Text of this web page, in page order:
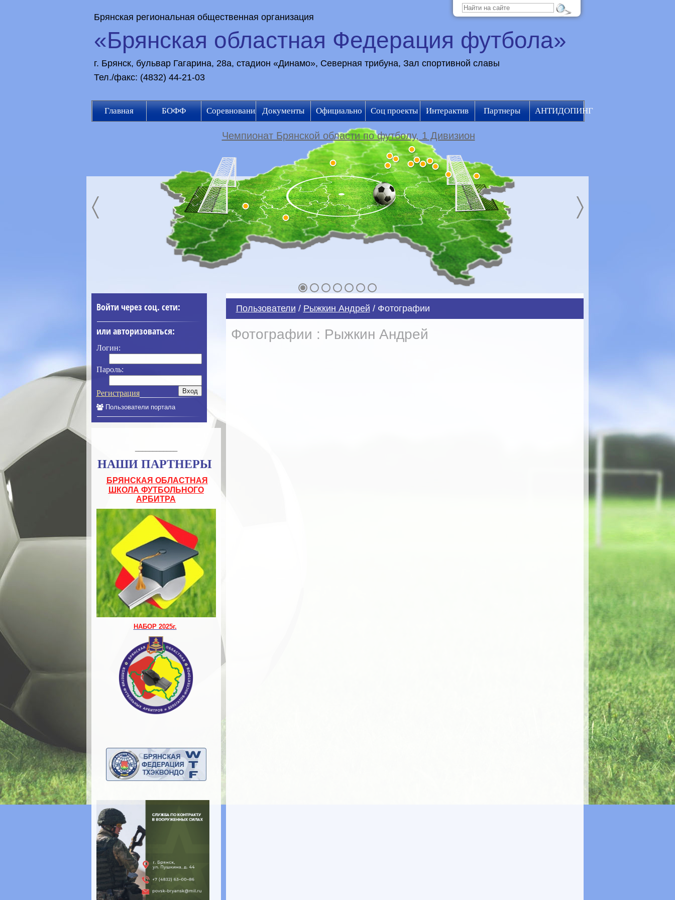
Брянская региональная общественная организация
«Брянская областная Федерация футбола»
г. Брянск, бульвар Гагарина, 28а, стадион «Динамо», Северная трибуна, Зал спортивной славы
Тел./факс: (4832) 44-21-03
Главная БОФФ Соревнования Документы Официально Соц проекты Интерактив Партнеры АНТИДОПИНГ
Чемпионат Брянской области по футболу, 1 Дивизион
Войти через соц. сети:
или авторизоваться:
Логин:
Пароль:
Регистрация
Пользователи портала
НАШИ ПАРТНЕРЫ
БРЯНСКАЯ ОБЛАСТНАЯ
ШКОЛА ФУТБОЛЬНОГО
АРБИТРА
НАБОР 2025г.
Пользователи / Рыжкин Андрей / Фотографии
Фотографии : Рыжкин Андрей